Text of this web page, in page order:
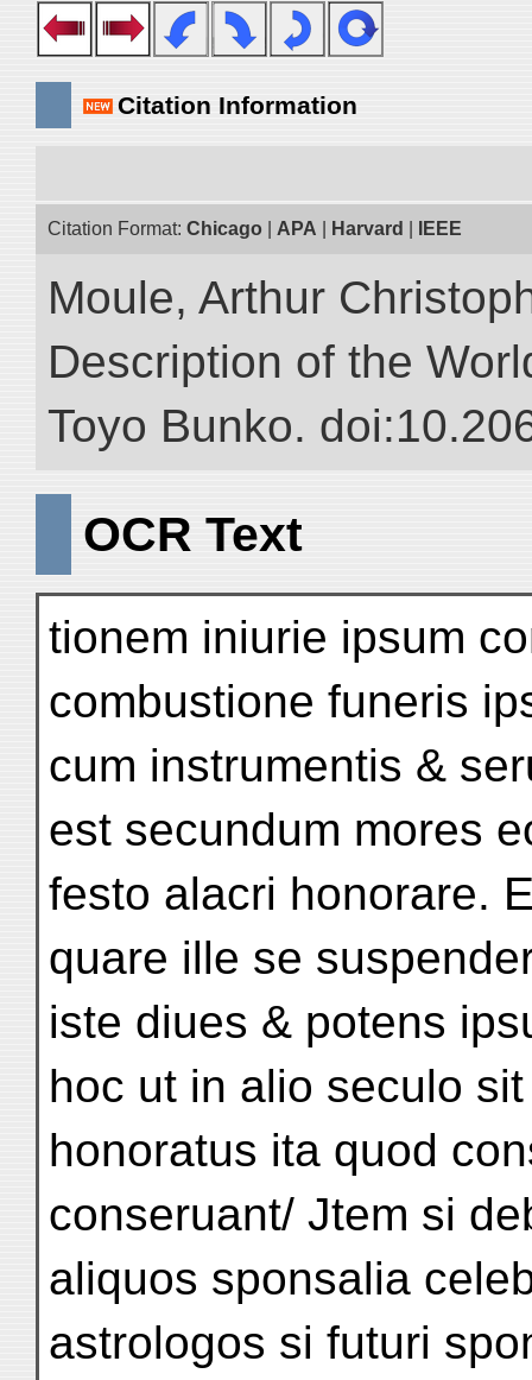
Citation Information
Citation Format: Chicago APA Harvard IEEE
Moule, Arthur
Description of the
Toyo Bunko.
OCR Text
tionem iniurie ipsum
combustione funeris
cum instrumentis &
est secundum mores
festo alacri honorare.
quare ille se
iste diues & potens
hoc ut in alio seculo
honoratus ita quod
conseruant/ Jtem si
aliquos sponsalia
astrologos si futuri